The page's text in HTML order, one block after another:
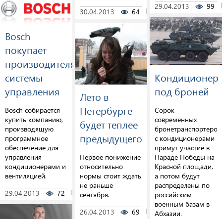
Bosch
покупает
производителя
системы
управления
Bosch собирается
купить компанию,
производящую
программное
обеспечение для
управления
кондиционерами и
вентиляцией.
29.04.2013
72 0
30.04.2013
64 0
Лето в
Петербурге
будет теплее
предыдущего
Первое понижение
относительно
нормы стоит ждать
не раньше
сентября.
26.04.2013
69 2
29.04.2013
99
Кондиционер
под броней
Сорок
современных
бронетранспортеров
с кондиционерами
примут участие в
Параде Победы на
Красной площади,
а потом будут
распределены по
российским
военным базам в
Абхазии.